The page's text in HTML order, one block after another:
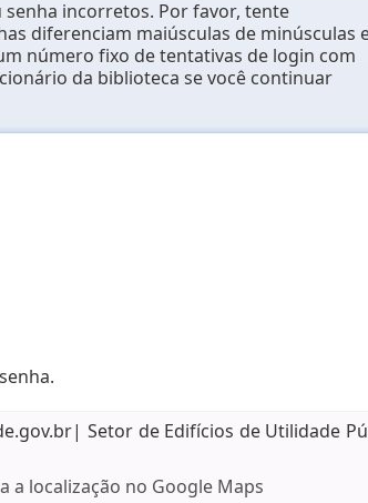
incorretos. Por favor, tente
diferenciam maiúsculas de minúsculas
número fixo de tentativas de login com
da biblioteca se você continuar
Setor de Edifícios de Utilidade
a localização no Google Maps